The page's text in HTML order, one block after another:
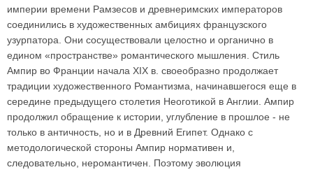
империи времени Рамзесов и древнеримских императоров
соединились в художественных амбициях французского
узурпатора. Они сосуществовали целостно и органично в
едином «пространстве» романтического мышления. Стиль
Ампир во Франции начала XIX в. своеобразно продолжает
традиции художественного Романтизма, начинавшегося еще в
середине предыдущего столетия Неоготикой в Англии. Ампир
продолжил обращение к истории, углубление в прошлое - не
только в античность, но и в Древний Египет. Однако с
методологической стороны Ампир нормативен и,
следовательно, неромантичен. Поэтому эволюция